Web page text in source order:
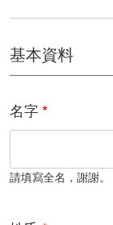
基本資料
名字
請填寫全名，謝謝。